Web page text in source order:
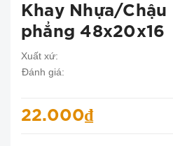
Khay Nhựa/Chậu
phẳng 48x20x16
Xuất xứ:
Đánh giá:
22.000₫